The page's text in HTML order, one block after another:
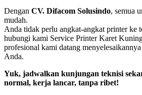
Dengan CV. Difacom Solusindo, semua
mudah.
Anda tidak perlu angkat-angkat printer ke
hubungi kami Service Printer Karet
profesional kami datang
Anda.
Yuk, jadwalkan kunjungan teknisi
normal, kerja lancar, tanpa ribet!